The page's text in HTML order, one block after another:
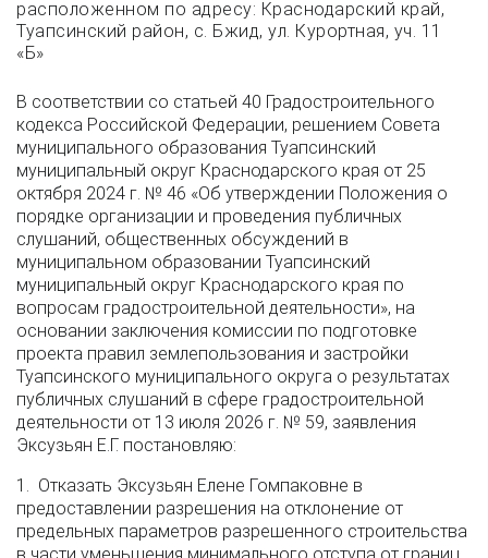
расположенном по адресу: Краснодарский край,
Туапсинский район, с. Бжид, ул. Курортная, уч. 11
«Б»
В соответствии со статьей 40 Градостроительного
кодекса Российской Федерации, решением Совета
муниципального образования Туапсинский
муниципальный округ Краснодарского края от 25
октября 2024 г. № 46 «Об утверждении Положения о
порядке организации и проведения публичных
слушаний, общественных обсуждений в
муниципальном образовании Туапсинский
муниципальный округ Краснодарского края по
вопросам градостроительной деятельности», на
основании заключения комиссии по подготовке
проекта правил землепользования и застройки
Туапсинского муниципального округа о результатах
публичных слушаний в сфере градостроительной
деятельности от 13 июля 2026 г. № 59, заявления
Эксузьян Е.Г. постановляю:
1. Отказать Эксузьян Елене Гомпаковне в
предоставлении разрешения на отклонение от
предельных параметров разрешенного строительства